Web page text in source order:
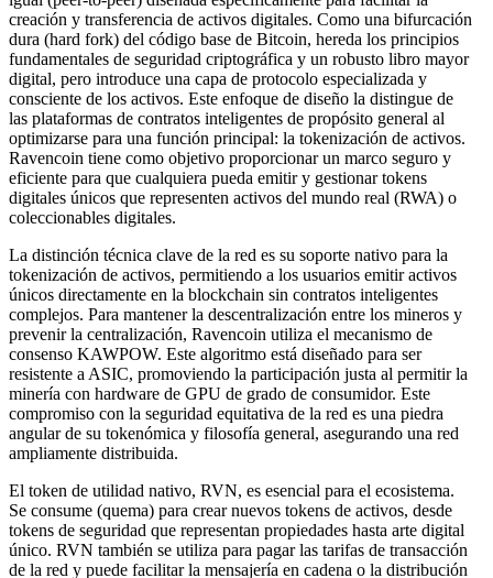
creación y transferencia de activos digitales. Como una bifurcación
dura (hard fork) del código base de Bitcoin, hereda los principios
fundamentales de seguridad criptográfica y un robusto libro mayor
digital, pero introduce una capa de protocolo especializada y
consciente de los activos. Este enfoque de diseño la distingue de
las plataformas de contratos inteligentes de propósito general al
optimizarse para una función principal: la tokenización de activos.
Ravencoin tiene como objetivo proporcionar un marco seguro y
eficiente para que cualquiera pueda emitir y gestionar tokens
digitales únicos que representen activos del mundo real (RWA) o
coleccionables digitales.
La distinción técnica clave de la red es su soporte nativo para la
tokenización de activos, permitiendo a los usuarios emitir activos
únicos directamente en la blockchain sin contratos inteligentes
complejos. Para mantener la descentralización entre los mineros y
prevenir la centralización, Ravencoin utiliza el mecanismo de
consenso KAWPOW. Este algoritmo está diseñado para ser
resistente a ASIC, promoviendo la participación justa al permitir la
minería con hardware de GPU de grado de consumidor. Este
compromiso con la seguridad equitativa de la red es una piedra
angular de su tokenómica y filosofía general, asegurando una red
ampliamente distribuida.
El token de utilidad nativo, RVN, es esencial para el ecosistema.
Se consume (quema) para crear nuevos tokens de activos, desde
tokens de seguridad que representan propiedades hasta arte digital
único. RVN también se utiliza para pagar las tarifas de transacción
de la red y puede facilitar la mensajería en cadena o la distribución